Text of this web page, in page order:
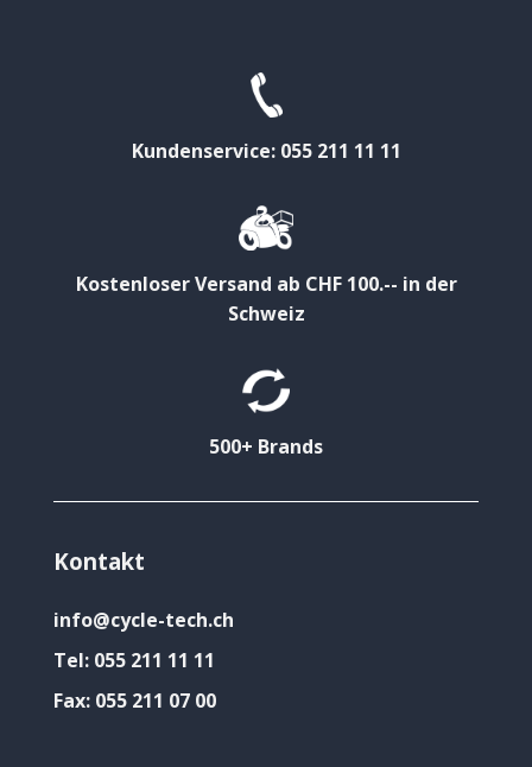
Kundenservice: 055 211 11 11
Kostenloser Versand ab CHF 100.-- in der
Schweiz
500+ Brands
Kontakt
info@cycle-tech.ch
Tel: 055 211 11 11
Fax: 055 211 07 00